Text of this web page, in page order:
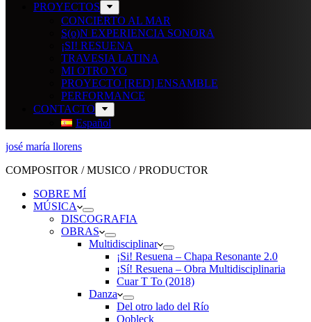
PROYECTOS
CONCIERTO AL MAR
S(o)N EXPERIENCIA SONORA
¡SI! RESUENA
TRAVESIA LATINA
MI OTRO YO
PROYECTO [RED] ENSAMBLE
PERFORMANCE
CONTACTO
Español
josé maría llorens
COMPOSITOR / MUSICO / PRODUCTOR
SOBRE MÍ
MÚSICA
DISCOGRAFIA
OBRAS
Multidisciplinar
¡Si! Resuena – Chapa Resonante 2.0
¡Sí! Resuena – Obra Multidisciplinaria
Cuar T To (2018)
Danza
Del otro lado del Río
Oobleck